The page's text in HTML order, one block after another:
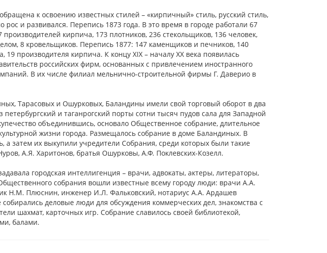
к освоению известных стилей – «кирпичный» стиль, русский стиль,
рос и развивался. Перепись 1873 года. В это время в городе работали 67
кирпича, 173 плотников, 236 стекольщиков, 136 человек,
8 кровельщиков. Перепись 1877: 147 каменщиков и печников, 140
19 производителя кирпича. К концу XIX – началу XX века появилась
российских фирм, основанных с привлечением иностранного
В их числе филиал мельнично-строительной фирмы Г. Даверио в
Тарасовых и Ошурковых, Баландины имели свой торговый оборот в два
и таганрогский порты сотни тысяч пудов сала для Западной
объединившись, основало Общественное собрание, длительное
жизни города. Размещалось собрание в доме Баландиных. В
затем их выкупили учредители Собрания, среди которых были такие
А.Я. Харитонов, братья Ошурковы, А.Ф. Поклевских-Козелл.
городская интеллигенция – врачи, адвокаты, актеры, литераторы,
собрания вошли известные всему городу люди: врачи А.А.
Н.М. Плюснин, инженер И.Л. Фальковский, нотариус А.А. Ардашев
деловые люди для обсуждения коммерческих дел, знакомства с
шахмат, карточных игр. Собрание славилось своей библиотекой,
балами.